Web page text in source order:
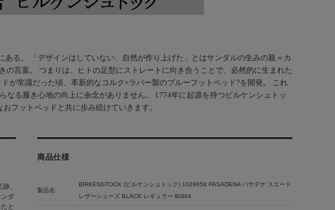
る。 「デザインはしていない、自然が作り上げた」とはサンダルの生みの親＝カ
言葉。 つまりは、ヒトの足型にストレートに向き合うことで、必然的に生まれた
が常識だった頃、革新的なコルク×ラバー製のブルーフットベッド?を開発。 これ
る履き心地の向上に余念がありません。 1774年に起源を持つビルケンシュトッ
フットベッドと共に歩み続けていきます。
、
ンダ
と
商品仕様
製品名:
BIRKENSTOCK (ビルケンシュトック) 1029658 PASADENA パサデナ スエード
レザーシューズ BLACK レギュラー BI464